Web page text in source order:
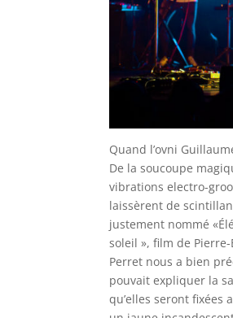
Quand l’ovni
De la soucoupe
vibrations electro-
laissèrent de
justement nommé
soleil », film de
Perret nous a bien
pouvait expliquer la
qu’elles seront fixées